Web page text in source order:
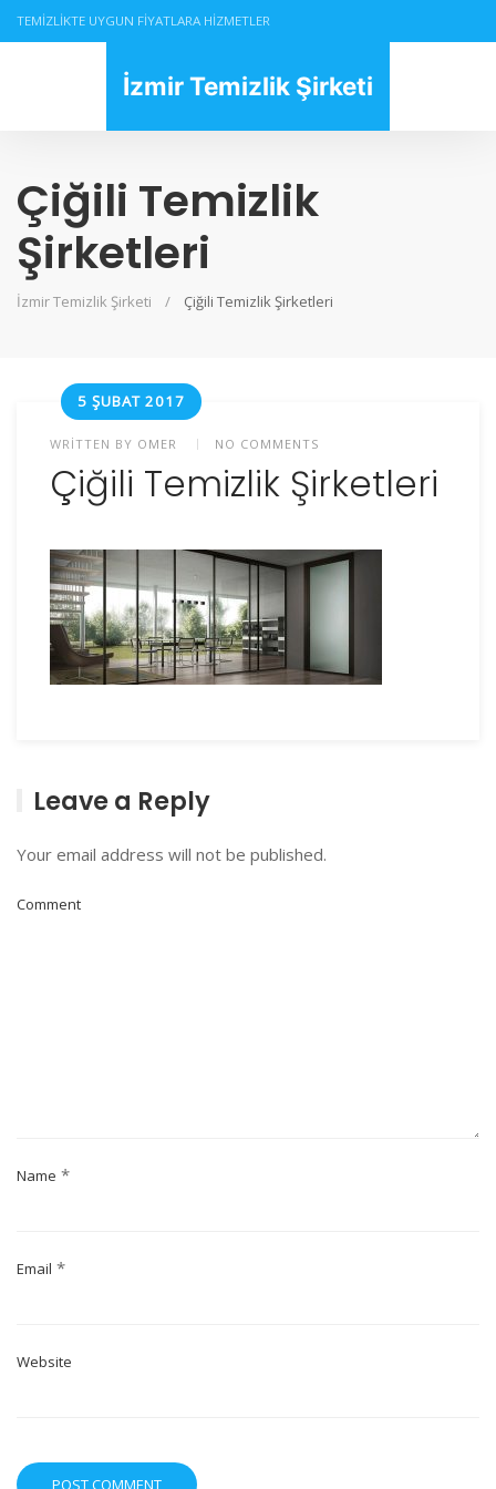
TEMIZLIKTE UYGUN FIYATLARA HIZMETLER
İzmir Temizlik Şirketi
Çiğili Temizlik
Şirketleri
İzmir Temizlik Şirketi Çiğili Temizlik Şirketleri
5 ŞUBAT 2017
WRITTEN BY OMER NO COMMENTS
Çiğili Temizlik Şirketleri
Leave a Reply
Your email address will not be published.
Comment
Name *
Email *
Website